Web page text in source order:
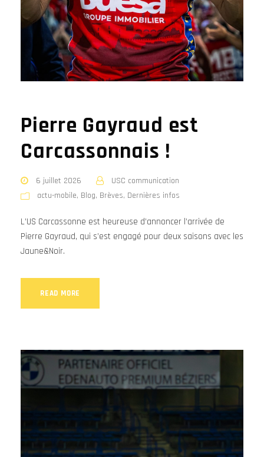
Pierre Gayraud est
Carcassonnais !
6 juillet 2026
USC communication
actu-mobile, Blog, Brèves, Dernières infos
L’US Carcassonne est heureuse d’annoncer l’arrivée de
Pierre Gayraud, qui s’est engagé pour deux saisons avec les
Jaune&Noir.
READ MORE